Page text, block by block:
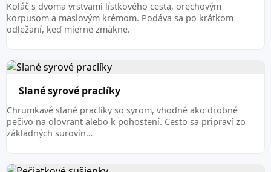
Koláč s dvoma vrstvami lístkového cesta, orechovým
korpusom a maslovým krémom. Podáva sa po krátkom
odležaní, keď mierne zmäkne.
Slané syrové praclíky
Chrumkavé slané praclíky so syrom, vhodné ako drobné
pečivo na olovrant alebo k pohostení. Cesto sa pripraví zo
základných surovín…